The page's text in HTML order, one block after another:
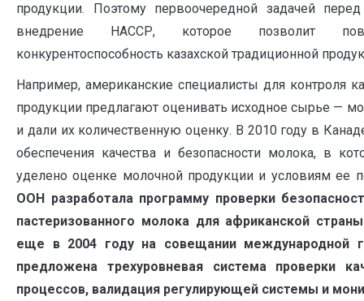
продукции. Поэтому первоочередной задачей
внедрение НАССР, которое позволит
конкурентоспособность казахской традиционной
Например, американские специалисты для контроля
продукции предлагают оценивать исходное сырье —
и дали их количественную оценку. В 2010 году в
обеспечения качества и безопасности молока, в
уделено оценке молочной продукции и условиям ее
ООН разработала программу проверки
пастеризованного молока для африканской
еще в 2004 году на совещании международной
предложена трехуровневая система проверки
процессов, валидация регулирующей системы и